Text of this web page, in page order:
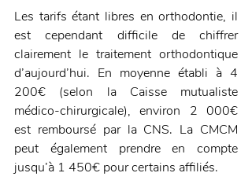
Les tarifs étant libres en orthodontie, il
est cependant difficile de chiffrer
clairement le traitement orthodontique
d’aujourd’hui. En moyenne établi à 4
200€ (selon la Caisse mutualiste
médico-chirurgicale), environ 2 000€
est remboursé par la CNS. La CMCM
peut également prendre en compte
jusqu’à 1 450€ pour certains affiliés.